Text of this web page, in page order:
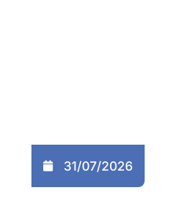
31/07/2026